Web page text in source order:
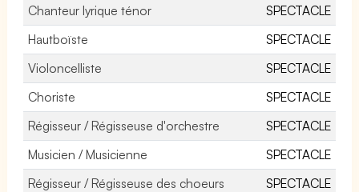
Chanteur lyrique ténor
SPECTACLE
Hautboïste
SPECTACLE
Violoncelliste
SPECTACLE
Choriste
SPECTACLE
Régisseur / Régisseuse d'orchestre
SPECTACLE
Musicien / Musicienne
SPECTACLE
Régisseur / Régisseuse des choeurs
SPECTACLE